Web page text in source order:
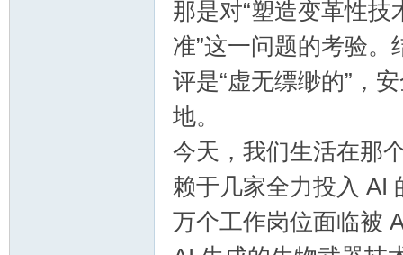
那是对“塑造变革性
准”这一问题的考验
评是“虚无缥缈的”，
地。
今天，我们生活在那
赖于几家全力投入 AI
万个工作岗位面临被